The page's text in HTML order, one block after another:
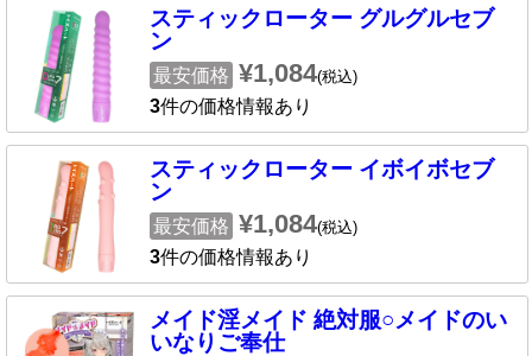
スティックローター グルグルセブ
ン
最安価格 ¥1,084(税込)
3件の価格情報あり
スティックローター イボイボセブ
ン
最安価格 ¥1,084(税込)
3件の価格情報あり
メイド淫メイド 絶対服○メイドのい
いなりご奉仕